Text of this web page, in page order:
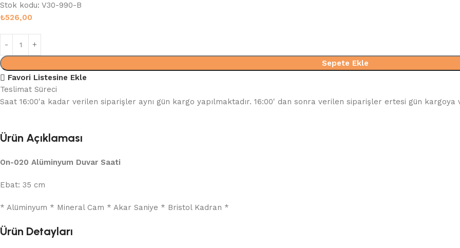
Stok kodu: V30-990-B
₺526,00
Sepete Ekle
Favori Listesine Ekle
Teslimat Süreci
Saat 16:00'a kadar verilen siparişler aynı gün kargo yapılmaktadır. 16:00' dan sonra verilen siparişler ertesi gün kargoya
Ürün Açıklaması
On-020 Alüminyum Duvar Saati
Ebat: 35 cm
* Alüminyum * Mineral Cam * Akar Saniye * Bristol Kadran *
Ürün Detayları